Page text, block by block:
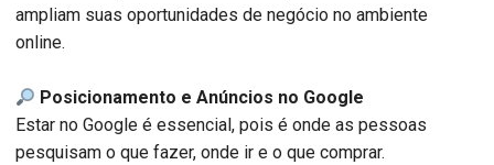
ampliam suas oportunidades de negócio no ambiente
online.
Posicionamento e Anúncios no Google
Estar no Google é essencial, pois é onde as pessoas
pesquisam o que fazer, onde ir e o que comprar.